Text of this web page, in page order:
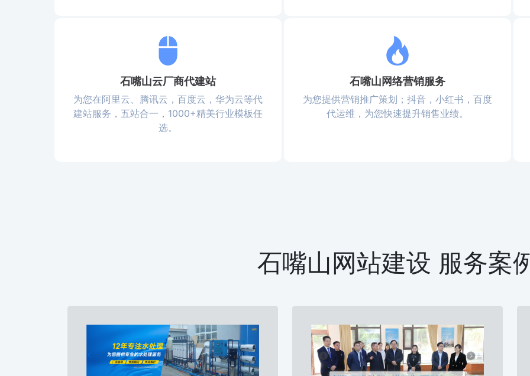
石嘴山云厂商代建站
为您在阿里云、腾讯云，百度云，华为云等代
建站服务，五站合一，1000+精美行业模板任
选。
石嘴山网络营销服务
为您提供营销推广策划；抖音，小红书，百度
代运维，为您快速提升销售业绩。
石嘴山网站建设 服务案